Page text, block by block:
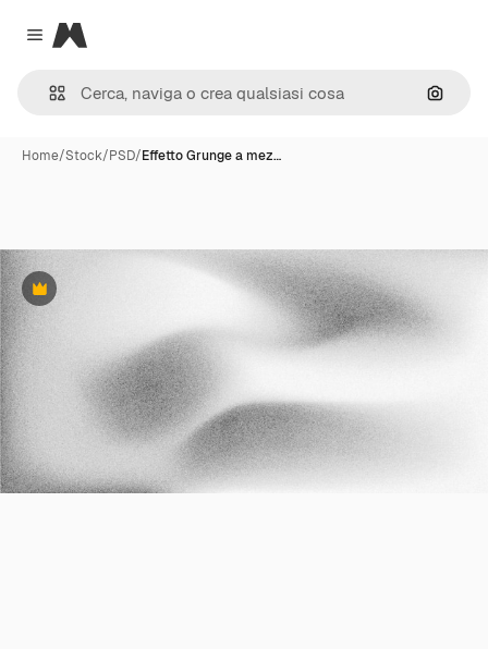
Close menu
Magnific
Cerca
Home/Stock/PSD/Effetto Grunge a mez…
Premium